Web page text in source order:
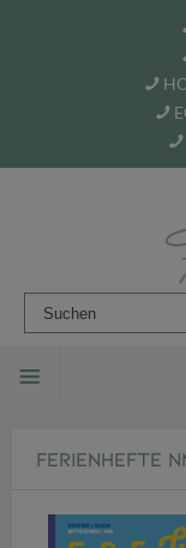
FERIENHEFTE